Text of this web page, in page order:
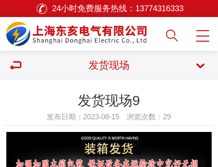
24小时免费服务热线： 13774316333
发货现场
发货现场9
发布日期：2023-08-15 浏览次数： 29